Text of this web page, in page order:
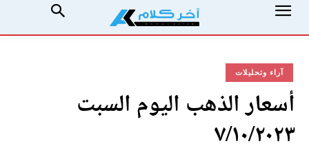
آراء وتحليلات
أسعار الذهب اليوم السبت
٧/١٠/٢٠٢٣